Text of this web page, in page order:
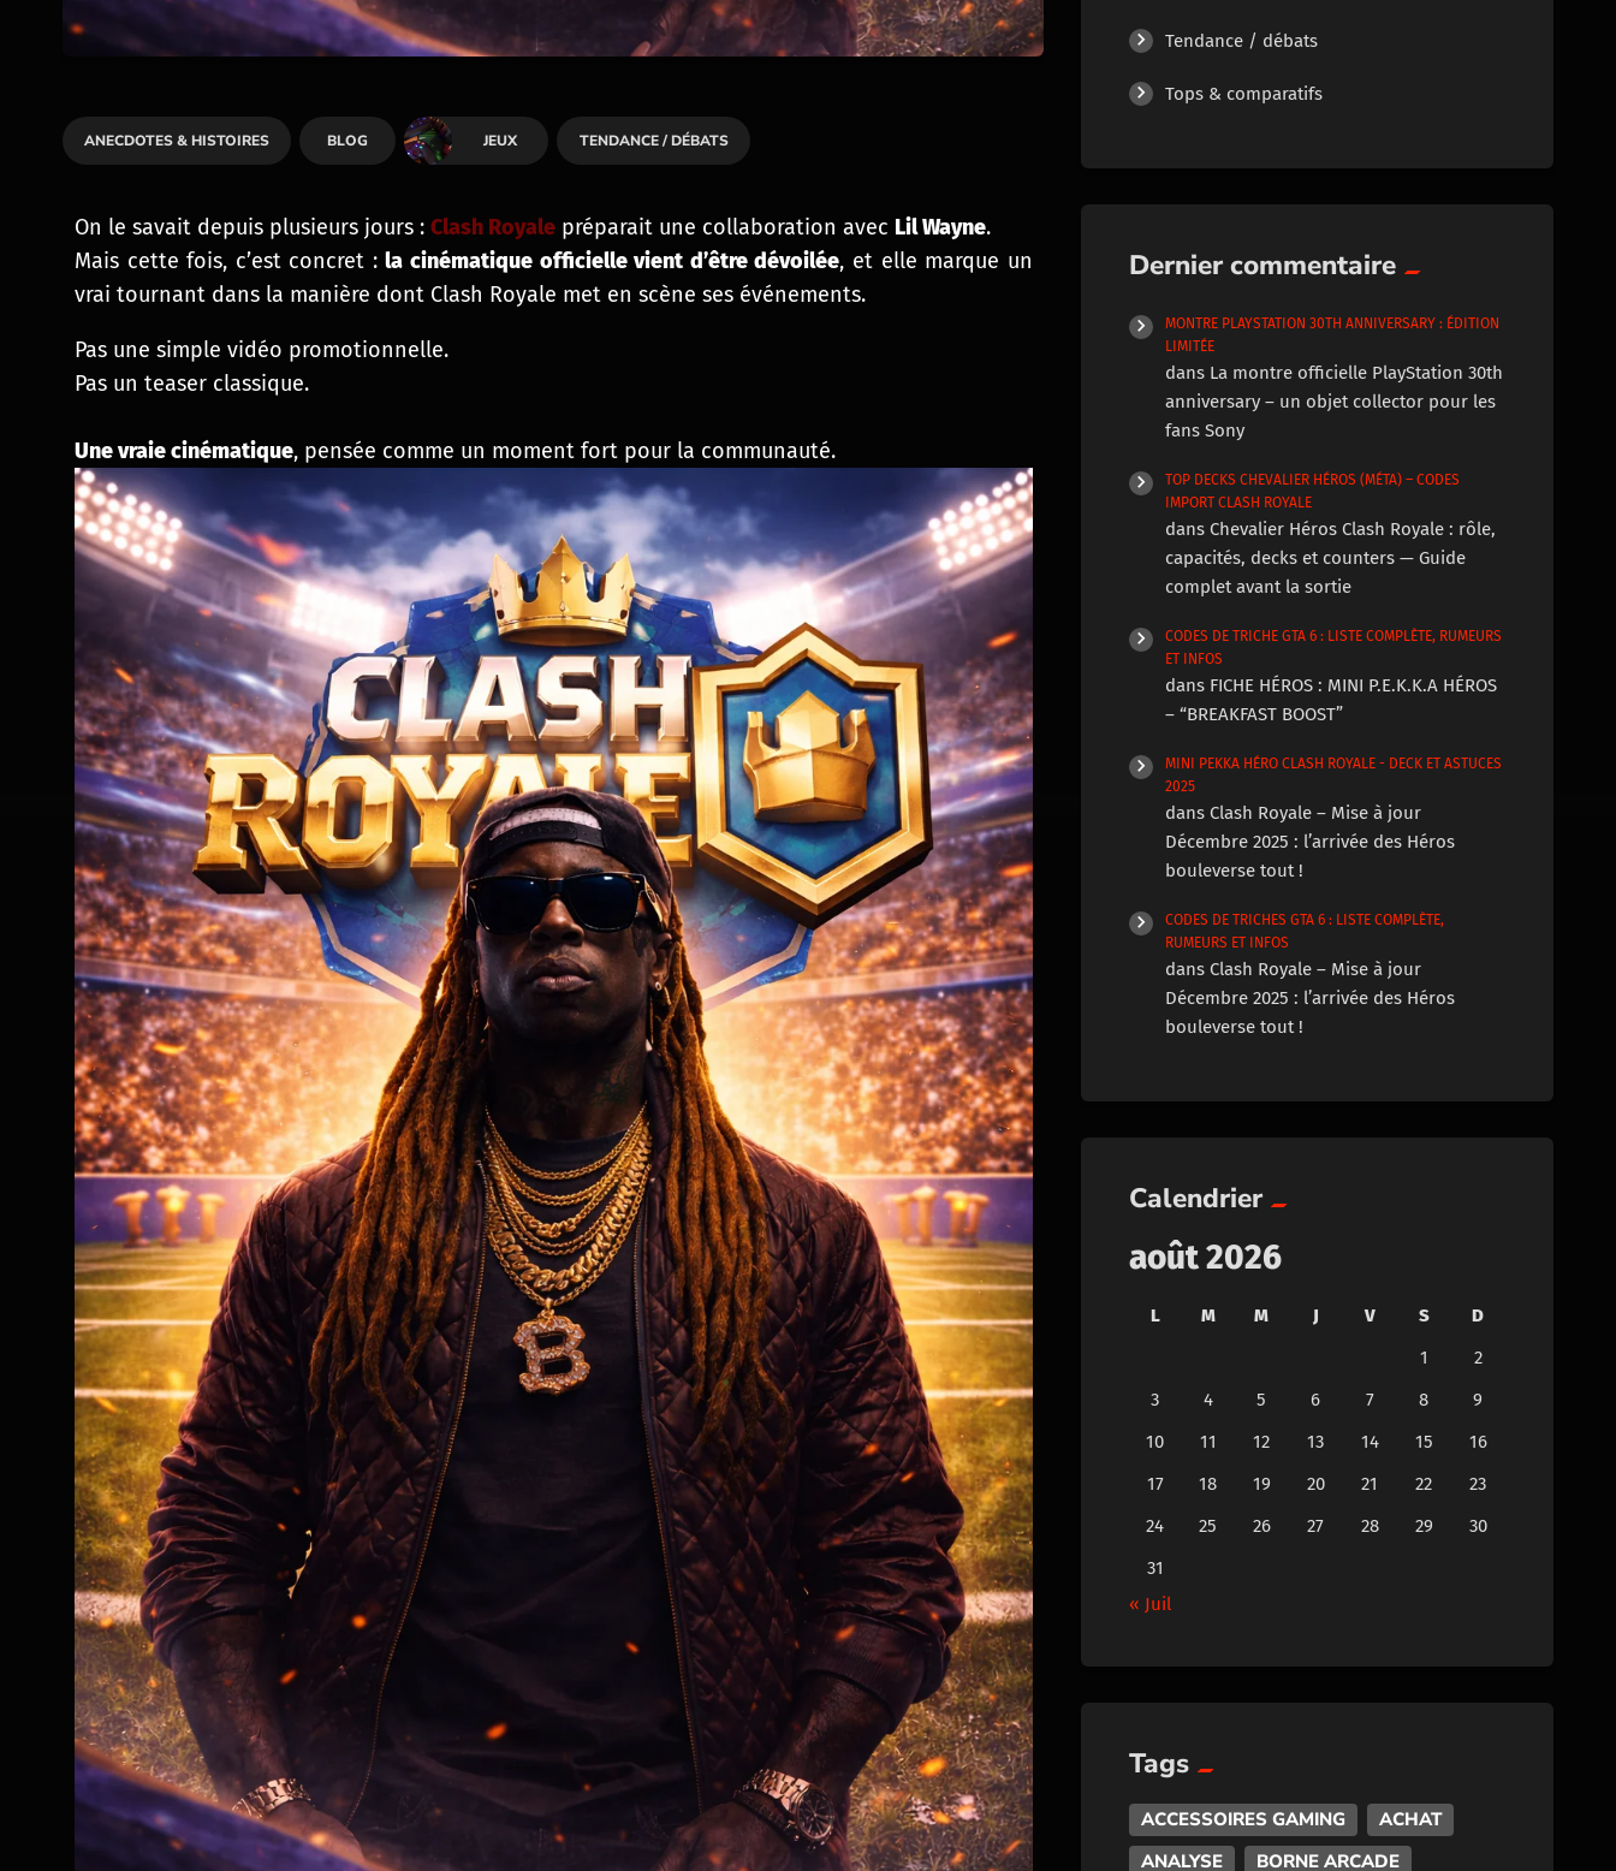
ANECDOTES & HISTOIRES BLOG JEUX TENDANCE / DÉBATS
On le savait depuis plusieurs jours : Clash Royale préparait une collaboration avec Lil Wayne.
Mais cette fois, c’est concret :la cinématique officielle vient d’être dévoilée, et elle marque un
vrai tournant dans la manière dont Clash Royale met en scène ses événements.
Pas une simple vidéo promotionnelle.
Pas un teaser classique.
Une vraie cinématique, pensée comme un moment fort pour la communauté.
Tendance / débats
Tops & comparatifs
Dernier commentaire
MONTRE PLAYSTATION 30TH ANNIVERSARY : ÉDITION
LIMITÉE
dans La montre officielle PlayStation 30th
anniversary – un objet collector pour les
fans Sony
TOP DECKS CHEVALIER HÉROS (MÉTA) – CODES
IMPORT CLASH ROYALE
dans Chevalier Héros Clash Royale : rôle,
capacités, decks et counters — Guide
complet avant la sortie
CODES DE TRICHE GTA 6 : LISTE COMPLÈTE, RUMEURS
ET INFOS
dans FICHE HÉROS : MINI P.E.K.K.A HÉROS
– “BREAKFAST BOOST”
MINI PEKKA HÉRO CLASH ROYALE - DECK ET ASTUCES
2025
dans Clash Royale – Mise à jour
Décembre 2025 : l’arrivée des Héros
bouleverse tout !
CODES DE TRICHES GTA 6 : LISTE COMPLÈTE,
RUMEURS ET INFOS
dans Clash Royale – Mise à jour
Décembre 2025 : l’arrivée des Héros
bouleverse tout !
Calendrier
août 2026
L M M J V S
D
1
2
3
4 5 6 7 8
9
10
11 12 13 14 15
16
17
18 19 20 21 22
23
24
25 26 27 28 29
30
31
« Juil
Tags
ACCESSOIRES GAMING
ACHAT
ANALYSE
BORNE ARCADE